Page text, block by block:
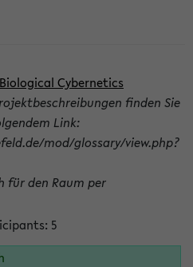
Cybernetics
finden Sie
Link:
mod/glossary/view.php?
für den Raum per
5